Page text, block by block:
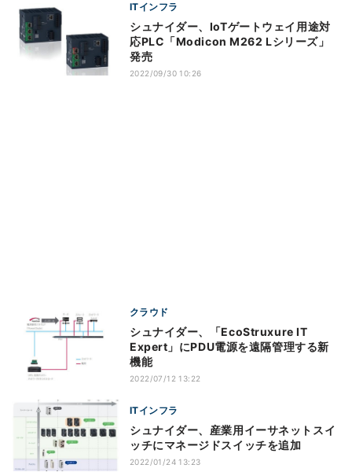
ITインフラ
シュナイダー、IoTゲートウェイ用途対
応PLC「Modicon M262 Lシリーズ」
発売
2022/09/30 10:26
クラウド
シュナイダー、「EcoStruxure IT
Expert」にPDU電源を遠隔管理する新
機能
2022/07/12 13:22
ITインフラ
シュナイダー、産業用イーサネットスイ
ッチにマネージドスイッチを追加
2022/01/24 13:23